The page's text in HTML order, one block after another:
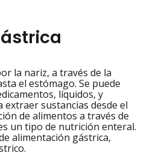
la nariz, a través de la
el estómago. Se puede
líquidos, y
sustancias desde el
de alimentos a través de
un tipo de nutrición enteral.
alimentación gástrica,